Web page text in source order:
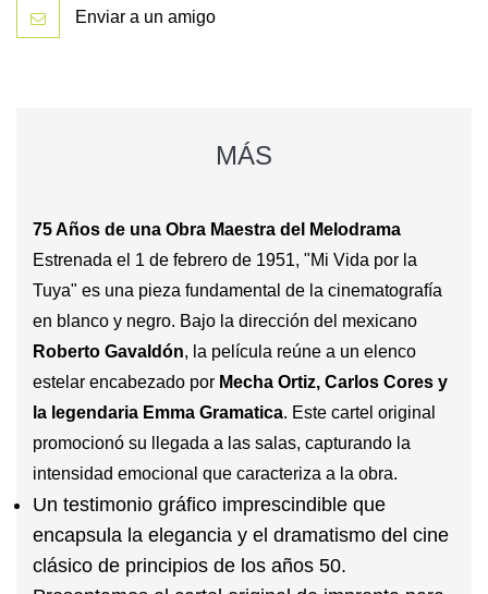
Enviar a un amigo
MÁS
75 Años de una Obra Maestra del Melodrama
Estrenada el 1 de febrero de 1951, "Mi Vida por la
Tuya" es una pieza fundamental de la cinematografía
en blanco y negro. Bajo la dirección del mexicano
Roberto Gavaldón, la película reúne a un elenco
estelar encabezado por Mecha Ortiz, Carlos Cores y
la legendaria Emma Gramatica. Este cartel original
promocionó su llegada a las salas, capturando la
intensidad emocional que caracteriza a la obra.
Un testimonio gráfico imprescindible que
encapsula la elegancia y el dramatismo del cine
clásico de principios de los años 50.